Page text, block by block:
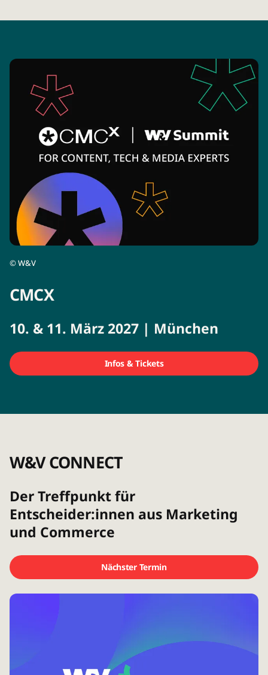
©W&V
CMCX
10. & 11. März 2027 | München
Infos & Tickets
W&V CONNECT
Der Treffpunkt für
Entscheider:innen aus Marketing
und Commerce
Nächster Termin